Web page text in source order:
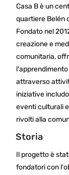
Casa B è un
quartiere Belén
Fondato nel
creazione e
comunitaria,
attraverso
iniziative
eventi culturali
rivolti alla
Storia
Il progetto è
fondatori con